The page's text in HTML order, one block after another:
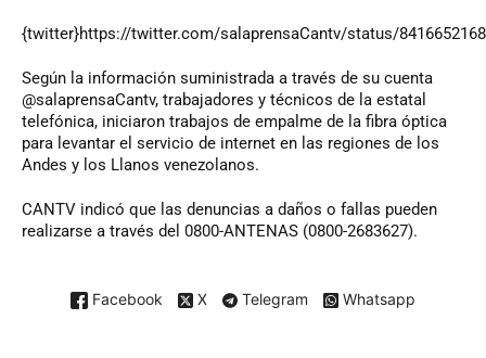
{twitter}https://twitter.com/salaprensaCantv/status/
Según la información suministrada a través de su cuenta
@salaprensaCantv, trabajadores y técnicos de la estatal
telefónica, iniciaron trabajos de empalme de la fibra óptica
para levantar el servicio de internet en las regiones de los
Andes y los Llanos venezolanos.
CANTV indicó que las denuncias a daños o fallas pueden
realizarse a través del 0800-ANTENAS (0800-2683627).
Facebook X Telegram Whatsapp